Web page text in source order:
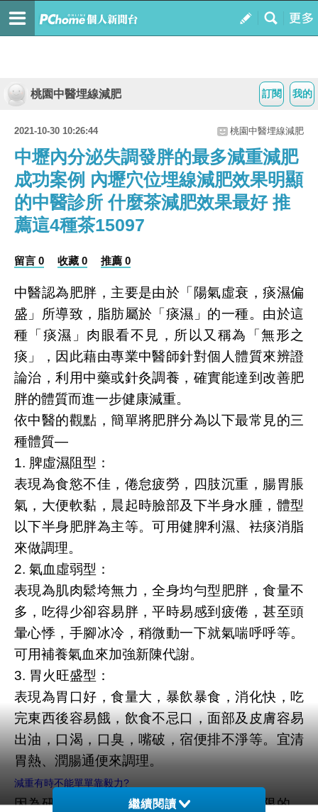
我的
訂閱
桃園中醫埋線減肥
2021-10-30 10:26:44 桃園中醫埋線減肥
中壢內分泌失調發胖的最多減重減肥
成功案例 內壢穴位埋線減肥效果明顯
的中醫診所 什麼茶減肥效果最好 推
薦這4種茶15097
留言 0 收藏 0 推薦 0
中醫認為肥胖，主要是由於「陽氣虛衰，痰濕偏
盛」所導致，脂肪屬於「痰濕」的一種。由於這
種「痰濕」肉眼看不見，所以又稱為「無形之
痰」，因此藉由專業中醫師針對個人體質來辨證
論治，利用中藥或針灸調養，確實能達到改善肥
胖的體質而進一步健康減重。
依中醫的觀點，簡單將肥胖分為以下最常見的三
種體質—
1. 脾虛濕阻型：
表現為食慾不佳，倦怠疲勞，四肢沉重，腸胃脹
氣，大便軟黏，晨起時臉部及下半身水腫，體型
以下半身肥胖為主等。可用健脾利濕、袪痰消脂
來做調理。
2. 氣血虛弱型：
表現為肌肉鬆垮無力，全身均勻型肥胖，食量不
多，吃得少卻容易胖，平時易感到疲倦，甚至頭
暈心悸，手腳冰冷，稍微動一下就氣喘呼呼等。
可用補養氣血來加強新陳代謝。
3. 胃火旺盛型：
表現為胃口好，食量大，暴飲暴食，消化快，吃
完東西後容易餓，飲食不忌口，面部及皮膚容易
出油，口渴，口臭，嘴破，宿便排不淨等。宜清
胃熱、潤腸通便來調理。
減重有時不能單單靠毅力?
因為研究已經證明了每個人的意志力是有限的，
繼續閱讀